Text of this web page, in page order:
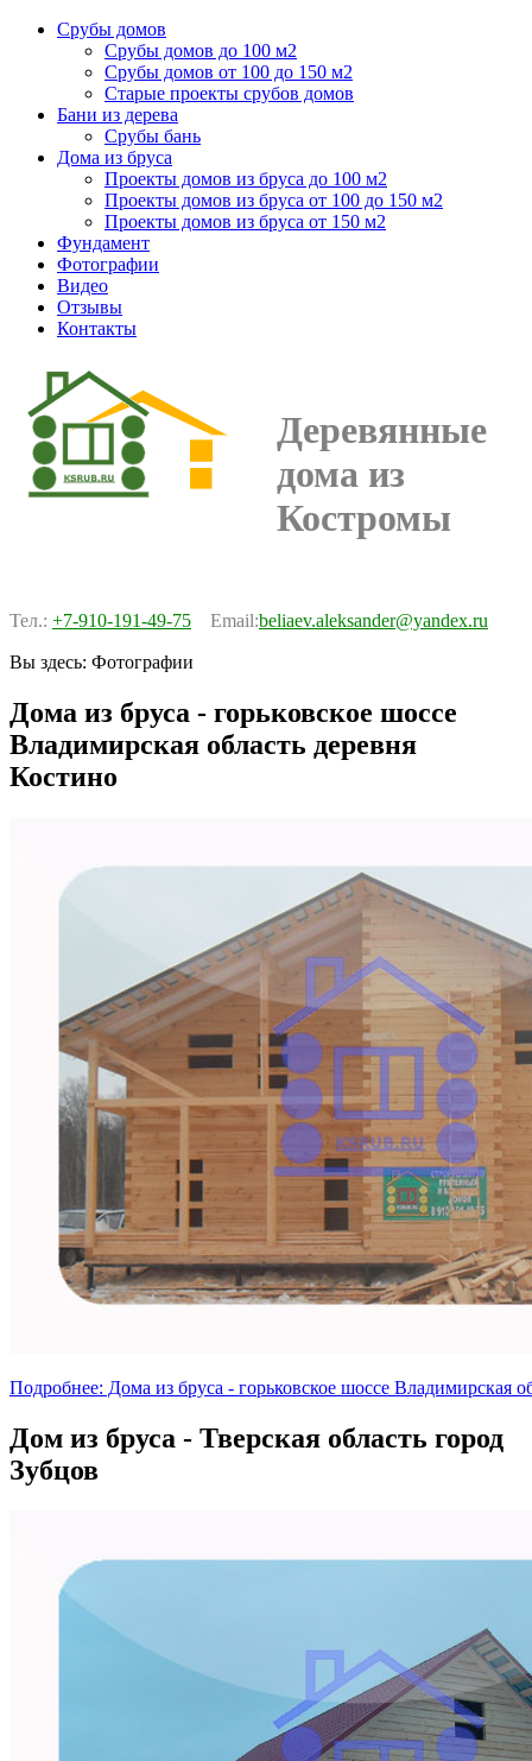
Срубы домов
Срубы домов до 100 м2
Срубы домов от 100 до 150 м2
Старые проекты срубов домов
Бани из дерева
Срубы бань
Дома из бруса
Проекты домов из бруса до 100 м2
Проекты домов из бруса от 100 до 150 м2
Проекты домов из бруса от 150 м2
Фундамент
Фотографии
Видео
Отзывы
Контакты
Деревянные
дома из
Костромы
Тел.: +7-910-191-49-75 Email:beliaev.aleksander@yandex.ru
Вы здесь: Фотографии
Дома из бруса - горьковское шоссе
Владимирская область деревня
Костино
Подробнее: Дома из бруса - горьковское шоссе Владимирская
Дом из бруса - Тверская область город
Зубцов